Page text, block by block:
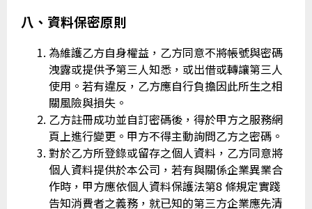
八、資料保密原則
為維護乙方自身權益，乙方同意不將帳號與密碼
洩露或提供予第三人知悉，或出借或轉讓第三人
使用。若有違反，乙方應自行負擔因此所生之相
關風險與損失。
乙方註冊成功並自訂密碼後，得於甲方之服務網
頁上進行變更。甲方不得主動詢問乙方之密碼。
對於乙方所登錄或留存之個人資料，乙方同意將
個人資料提供於本公司，若有與關係企業異業合
作時，甲方應依個人資料保護法第8 條規定實踐
告知消費者之義務，就已知的第三方企業應先清